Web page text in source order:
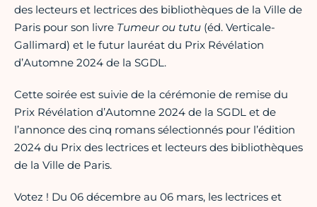
des lecteurs et lectrices des bibliothèques de la Ville de
Paris pour son livre Tumeur ou tutu (éd. Verticale-
Gallimard) et le futur lauréat du Prix Révélation
d’Automne 2024 de la SGDL.
Cette soirée est suivie de la cérémonie de remise du
Prix Révélation d’Automne 2024 de la SGDL et de
l’annonce des cinq romans sélectionnés pour l’édition
2024 du Prix des lectrices et lecteurs des bibliothèques
de la Ville de Paris.
Votez ! Du 06 décembre au 06 mars, les lectrices et